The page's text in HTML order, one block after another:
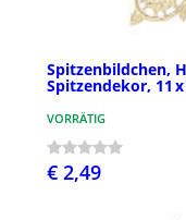
Spitzenbildchen,
Spitzendekor, 11 x
VORRÄTIG
€ 2,49